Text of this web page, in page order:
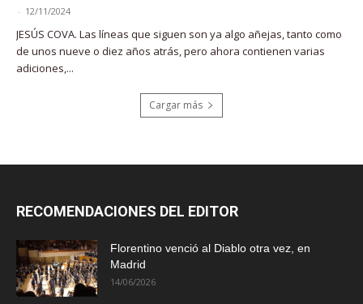
- 12/11/2024
JESÚS COVA. Las líneas que siguen son ya algo añejas, tanto como
de unos nueve o diez años atrás, pero ahora contienen varias
adiciones,...
Cargar más
RECOMENDACIONES DEL EDITOR
Florentino venció al Diablo otra vez, en
Madrid
14/06/2026